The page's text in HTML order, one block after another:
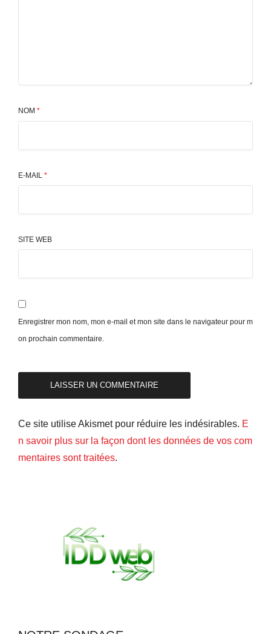
NOM *
E-MAIL *
SITE WEB
Enregistrer mon nom, mon e-mail et mon site dans le navigateur pour m
on prochain commentaire.
Ce site utilise Akismet pour réduire les indésirables. E
n savoir plus sur la façon dont les données de vos com
mentaires sont traitées.